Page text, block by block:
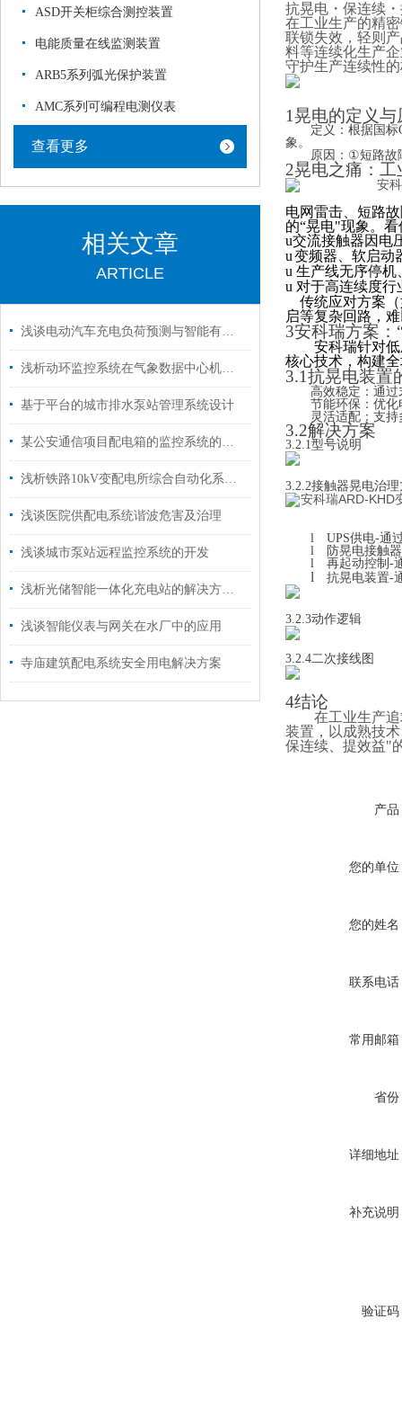
ASD开关柜综合测控装置
电能质量在线监测装置
ARB5系列弧光保护装置
AMC系列可编程电测仪表
查看更多
相关文章
ARTICLE
浅谈电动汽车充电负荷预测与智能有序充电策略研究
浅析动环监控系统在气象数据中心机房的应用
基于平台的城市排水泵站管理系统设计
某公安通信项目配电箱的监控系统的应用
浅析铁路10kV变配电所综合自动化系统的应用
浅谈医院供配电系统谐波危害及治理
浅谈城市泵站远程监控系统的开发
浅析光储智能一体化充电站的解决方案与应用
浅谈智能仪表与网关在水厂中的应用
寺庙建筑配电系统安全用电解决方案
抗晃电・保连续
在工业生产的精
联锁失效，轻则
料等连续化生产
守护生产连续性
1晃电的定义与
定义： 根据国标
象。
原因： ①短路
2晃电之痛：
电网雷击、短路
的“晃电"现象。
u交流接触器因电
u变频器、软启动
u 生产线无序停机
u 对于高连续度行
传统应对方案
启等复杂回路，
3安科瑞方案
安科瑞针对
核心技术，构建
3.1抗晃电装置
高效稳定：通
节能环保：优
灵活适配：支
3.2解决方案
3.2.1型号说明
3.2.2接触器晃电治
l
UPS供电-通
l
防晃电接触
l
再起动控制-
l 抗晃电装置-
3.2.3动作逻辑
3.2.4二次接线图
4结论
在工业生产
装置，以成熟技
保连续、提效益"
产品
您的单位
您的姓名
联系电话
常用邮箱
省份
详细地址
补充说明
验证码